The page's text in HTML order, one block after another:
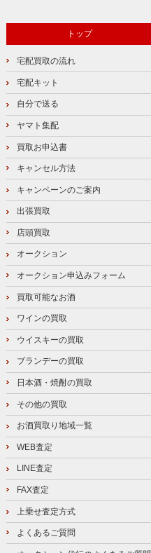
トップ
宅配買取の流れ
宅配キット
自分で送る
ヤマト集配
買取お申込書
キャンセル方法
キャンペーンのご案内
出張買取
店頭買取
オークション
オークション申込みフォーム
買取可能なお酒
ワインの買取
ウイスキーの買取
ブランデーの買取
日本酒・焼酎の買取
その他の買取
お酒買取り地域一覧
WEB査定
LINE査定
FAX査定
上乗せ査定方式
よくあるご質問